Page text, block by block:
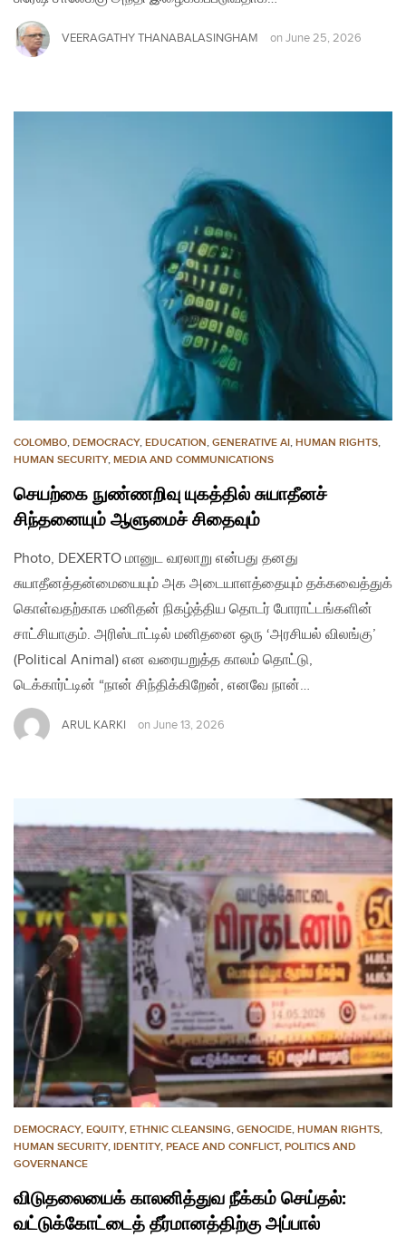
VEERAGATHY THANABALASINGHAM on June 25, 2026
COLOMBO, DEMOCRACY, EDUCATION, GENERATIVE AI, HUMAN RIGHTS,
HUMAN SECURITY, MEDIA AND COMMUNICATIONS
செயற்கை நுண்ணறிவு யுகத்தில் சுயாதீனச்
சிந்தனையும் ஆளுமைச் சிதைவும்
Photo, DEXERTO மானுட வரலாறு என்பது தனது
சுயாதீனத்தன்மையையும் அக அடையாளத்தையும் தக்கவைத்துக்
கொள்வதற்காக மனிதன் நிகழ்த்திய தொடர் போராட்டங்களின்
சாட்சியாகும். அரிஸ்டாட்டில் மனிதனை ஒரு ‘அரசியல் விலங்கு’
(Political Animal) என வரையறுத்த காலம் தொட்டு,
டெக்கார்ட்டின் “நான் சிந்திக்கிறேன், எனவே நான்…
ARUL KARKI on June 13, 2026
DEMOCRACY, EQUITY, ETHNIC CLEANSING, GENOCIDE, HUMAN RIGHTS,
HUMAN SECURITY, IDENTITY, PEACE AND CONFLICT, POLITICS AND
GOVERNANCE
விடுதலையைக் காலனித்துவ நீக்கம் செய்தல்:
வட்டுக்கோட்டைத் தீர்மானத்திற்கு அப்பால்